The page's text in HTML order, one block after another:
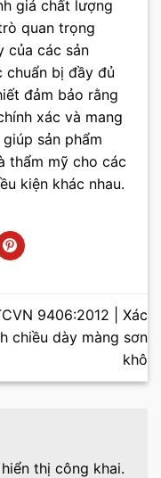
giá chất lượng
quan trọng
của các sản
chuẩn bị đầy đủ
đảm bảo rằng
xác và mang
sản phẩm
thẩm mỹ cho các
kiện khác nhau.
9406:2012 | Xác
chiều dày màng sơn
khô
thị công khai.